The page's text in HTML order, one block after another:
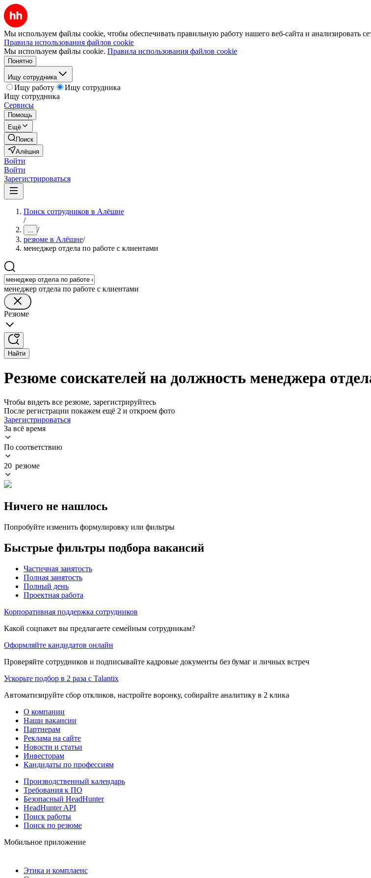
Мы используем файлы cookie, чтобы обеспечивать правильную работу нашего веб-сайта и анализировать
Правила использования файлов cookie
Мы используем файлы cookie. Правила использования файлов cookie
Понятно
Ищу сотрудника
Ищу работу
Ищу сотрудника
Ищу сотрудника
Сервисы
Помощь
Ещё
Поиск
Алёшня
Войти
Войти
Зарегистрироваться
Поиск сотрудников в Алёшне
/
... /
резюме в Алёшне/
менеджер отдела по работе с клиентами
менеджер отдела по работе с клиентами
Резюме
Найти
Резюме соискателей на должность менеджера
Чтобы видеть все резюме, зарегистрируйтесь
После регистрации покажем ещё 2 и откроем фото
Зарегистрироваться
За всё время
По соответствию
20 резюме
Ничего не нашлось
Попробуйте изменить формулировку или фильтры
Быстрые фильтры подбора вакансий
Частичная занятость
Полная занятость
Полный день
Проектная работа
Корпоративная поддержка сотрудников
Какой соцпакет вы предлагаете семейным сотрудникам?
Оформляйте кандидатов онлайн
Проверяйте сотрудников и подписывайте кадровые документы без бумаг и личных встреч
Ускорьте подбор в 2 раза с Talantix
Автоматизируйте сбор откликов, настройте воронку, собирайте аналитику в 2 клика
О компании
Наши вакансии
Партнерам
Реклама на сайте
Новости и статьи
Инвесторам
Кандидаты по профессиям
Производственный календарь
Требования к ПО
Безопасный HeadHunter
HeadHunter API
Поиск работы
Поиск по резюме
Мобильное приложение
Этика и комплаенс